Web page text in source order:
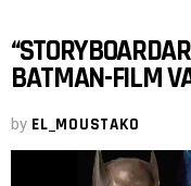
BATMAN-FILM
by EL_MOUSTAKO